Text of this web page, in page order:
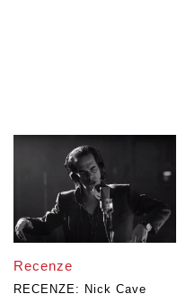
Recenze
RECENZE: Nick Cave